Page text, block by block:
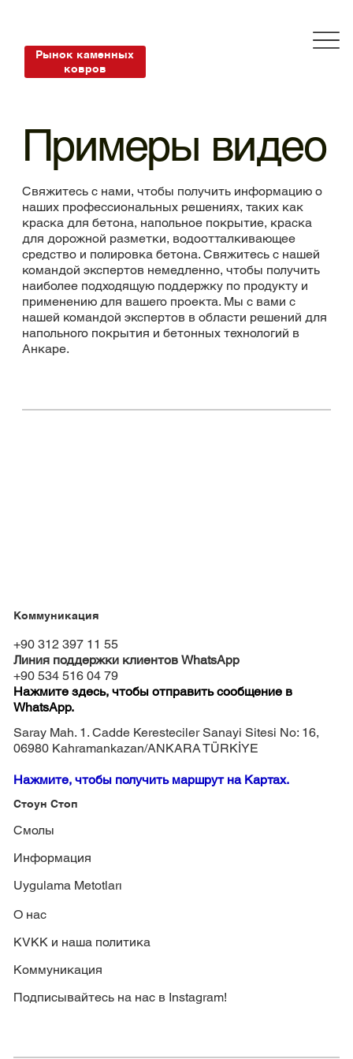
Рынок каменных
ковров
Примеры видео
Свяжитесь с нами, чтобы получить информацию о
наших профессиональных решениях, таких как
краска для бетона, напольное покрытие, краска
для дорожной разметки, водоотталкивающее
средство и полировка бетона. Свяжитесь с нашей
командой экспертов немедленно, чтобы получить
наиболее подходящую поддержку по продукту и
применению для вашего проекта. Мы с вами с
нашей командой экспертов в области решений для
напольного покрытия и бетонных технологий в
Анкаре.
Коммуникация
+90 312 397 11 55
Линия поддержки клиентов WhatsApp
+90 534 516 04 79
Нажмите здесь, чтобы отправить сообщение в
WhatsApp.
Saray Mah. 1. Cadde Keresteciler Sanayi Sitesi No: 16,
06980 Kahramankazan/ANKARA TÜRKİYE
Нажмите, чтобы получить маршрут на Картах.
Стоун Стоп
Смолы
Информация
Uygulama Metotları
О нас
KVKK и наша политика
Коммуникация
Подписывайтесь на нас в Instagram!